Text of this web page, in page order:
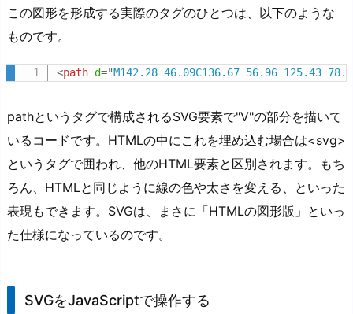
この図形を形成する実際のタグのひとつは、以下のような
ものです。
<path d="M142.28 46.09C136.67 56.96 125.43
pathというタグで構成されるSVG要素で"V"の部分を描いて
いるコードです。HTMLの中にこれを埋め込む場合は<svg>
というタグで囲われ、他のHTML要素と区別されます。もち
ろん、HTMLと同じように線の色や太さを変える、といった
表現もできます。SVGは、まさに「HTMLの図形版」といっ
た仕様になっているのです。
SVGをJavaScriptで操作する